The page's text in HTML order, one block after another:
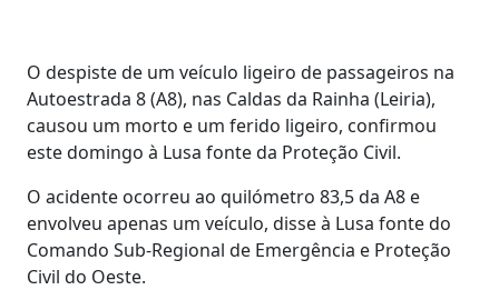
O despiste de um veículo ligeiro de passageiros na
Autoestrada 8 (A8), nas Caldas da Rainha (Leiria),
causou um morto e um ferido ligeiro, confirmou
este domingo à Lusa fonte da Proteção Civil.
O acidente ocorreu ao quilómetro 83,5 da A8 e
envolveu apenas um veículo, disse à Lusa fonte do
Comando Sub-Regional de Emergência e Proteção
Civil do Oeste.